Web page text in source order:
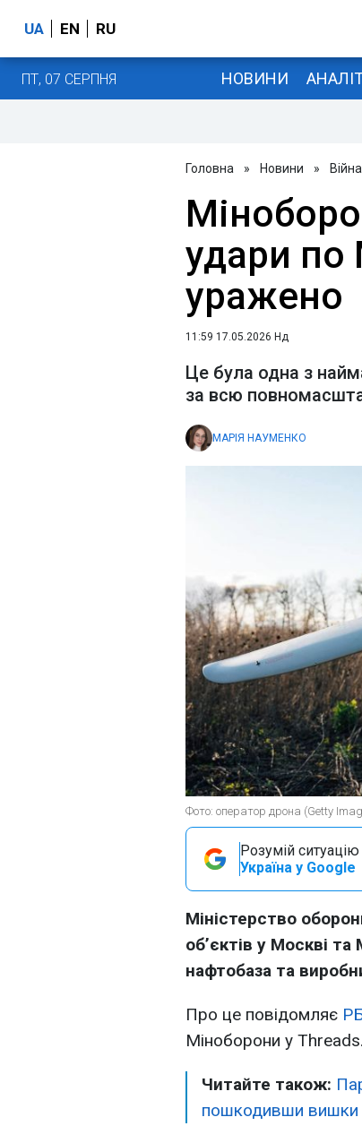
UA EN RU
ПТ, 07 СЕРПНЯ НОВИНИ
Головна » Новини »
удари по
уражено
11:59 17.05.2026 Нд
Це була одна з
за всю
МАРІЯ НАУМЕНКО
Фото: оператор дрона (Getty
Розумій
Україна у Google
Міністерство
об’єктів у Москві
нафтобаза та
Про це повідомляє
Міноборони у Threads.
Читайте також:
пошкодивши